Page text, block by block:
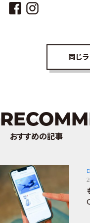
同じ
おすすめの記事